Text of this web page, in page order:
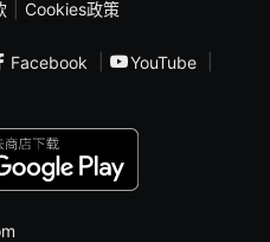
Cookies政策
Facebook
YouTube